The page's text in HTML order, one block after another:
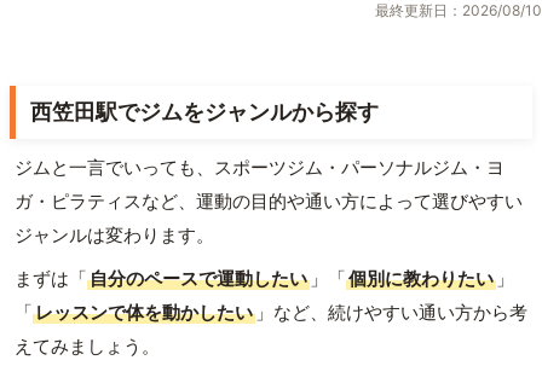
最終更新日：2026/08/10
西笠田駅でジムをジャンルから探す
ジムと一言でいっても、スポーツジム・パーソナルジム・ヨ
ガ・ピラティスなど、運動の目的や通い方によって選びやすい
ジャンルは変わります。
まずは「自分のペースで運動したい 」「個別に教わりたい 」
「レッスンで体を動かしたい 」など、続けやすい通い方から考
えてみましょう。